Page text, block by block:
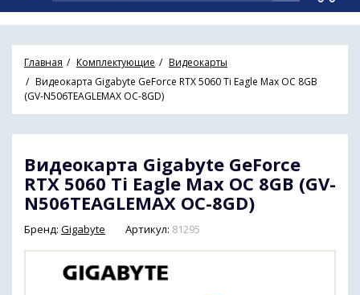
Главная Комплектующие
Видеокарты
Видеокарта Gigabyte GeForce RTX 5060 Ti Eagle Max OC 8GB
(GV-N506TEAGLEMAX OC-8GD)
Видеокарта Gigabyte GeForce
RTX 5060 Ti Eagle Max OC 8GB (GV-
N506TEAGLEMAX OC-8GD)
Бренд: Gigabyte Артикул: 81295